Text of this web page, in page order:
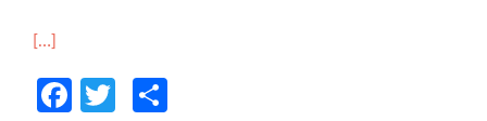
[…]
Facebook
Twitter